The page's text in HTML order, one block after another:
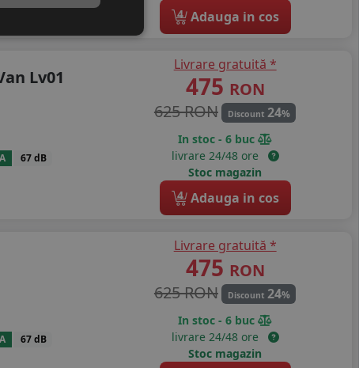
4 Adauga in cos
Lv01
A 67 dB
Livrare gratuită *
475 RON
625 RON
Discount 24%
In stoc - 6 buc
livrare 24/48 ore
Stoc magazin
4 Adauga in cos
A 67 dB
Livrare gratuită *
475 RON
625 RON
Discount 24%
In stoc - 6 buc
livrare 24/48 ore
Stoc magazin